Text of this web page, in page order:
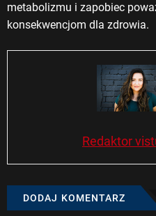
metabolizmu i zapobiec
konsekwencjom dla zdrowia.
Redaktor
DODAJ KOMENTARZ